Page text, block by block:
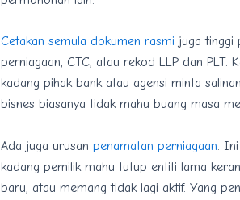
Cetakan semula dokumen rasmi juga tinggi
perniagaan, CTC, atau rekod LLP dan PLT.
kadang pihak bank atau agensi minta
bisnes biasanya tidak mahu buang masa
Ada juga urusan penamatan perniagaan.
kadang pemilik mahu tutup entiti lama
baru, atau memang tidak lagi aktif. Yang